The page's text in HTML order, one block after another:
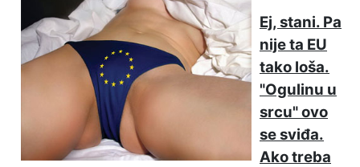
Ej, stani. Pa
nije ta EU
tako loša.
"Ogulinu u
srcu" ovo
se sviđa.
Ako treba